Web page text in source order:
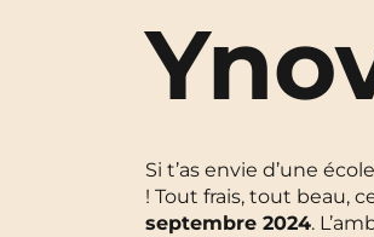
Archamps
Béziers
Si t’as envie d’une
! Tout frais, tout beau,
septembre 2024.